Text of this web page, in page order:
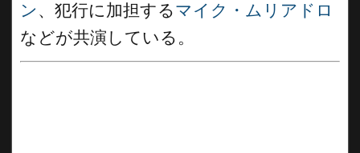
ン 、犯行に加担するマイク・ムリアドロ
などが共演している。